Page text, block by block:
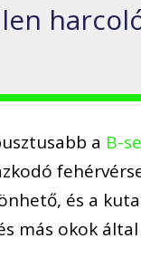
a B-
és a
más okok által